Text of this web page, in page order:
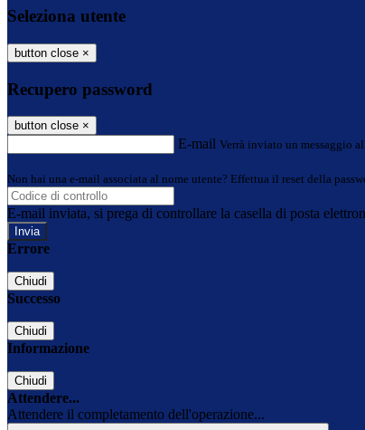
Seleziona utente
button close ×
Recupero password
button close ×
E-mail Verrà inviato un messaggio
Non hai una e-mail associata al nome utente? Effettua il reset della
E-mail inviata, si prega di controllare la casella di posta
Errore
Chiudi
Successo
Chiudi
Informazione
Chiudi
Attendere...
Attendere il completamento dell'operazione...